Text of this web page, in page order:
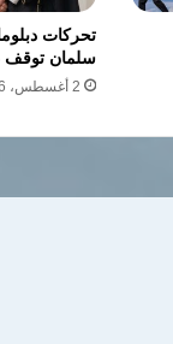
تحركات
سلمان توقف
2 أغسطس، 2026